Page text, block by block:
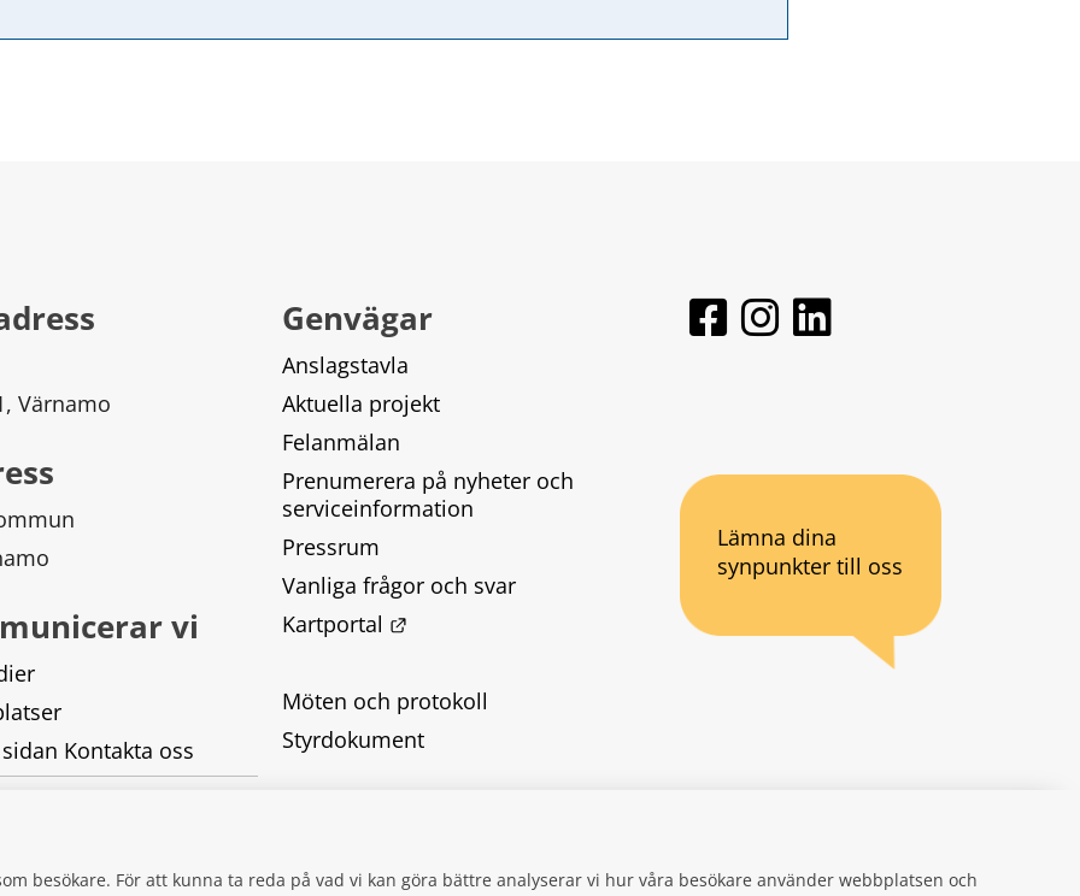
besökare. För att kunna ta reda på vad vi kan göra bättre analyserar vi hur våra besökare använder webbplatsen och
Värnamo
vi
Kontakta oss
Genvägar
Anslagstavla
Aktuella projekt
Felanmälan
Prenumerera på nyheter och
serviceinformation
Pressrum
Vanliga frågor och svar
Kartportal
Möten och protokoll
Styrdokument
Lämna dina
synpunkter till oss